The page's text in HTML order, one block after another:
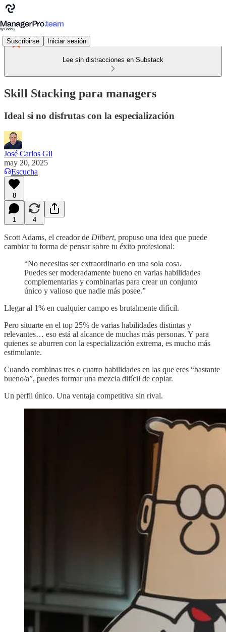
Suscribirse Iniciar sesión
Lee sin distracciones en Substack
Skill Stacking para managers
Ideal si no disfrutas con la especialización
José Carlos Gil
may 20, 2025
Escucha
8
1 4
Scott Adams, el creador de Dilbert, propuso una idea que puede
cambiar tu forma de pensar sobre tu éxito profesional:
“No necesitas ser extraordinario en una sola cosa.
Puedes ser moderadamente bueno en varias habilidades
complementarias y combinarlas para crear un conjunto
único y valioso que nadie más posee.”
Llegar al 1% en cualquier campo es brutalmente difícil.
Pero situarte en el top 25% de varias habilidades distintas y
relevantes… eso está al alcance de muchas más personas. Y para
quienes se aburren con la especialización extrema, es mucho más
estimulante.
Cuando combinas tres o cuatro habilidades en las que eres “bastante
bueno/a”, puedes formar una mezcla difícil de copiar.
Un perfil único. Una ventaja competitiva sin rival.